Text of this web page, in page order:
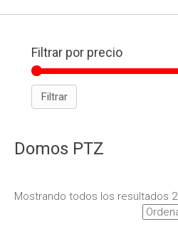
Filtrar por precio
Filtrar
Domos PTZ
Mostrando todos los resultados 2